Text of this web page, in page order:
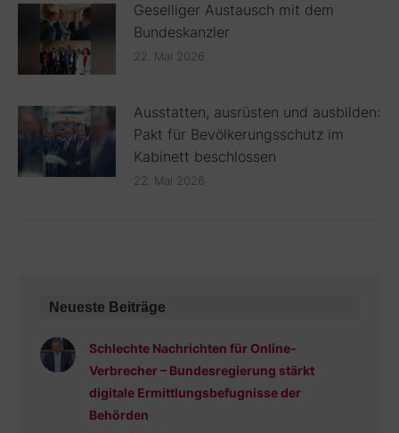
Geselliger Austausch mit dem
Bundeskanzler
22. Mai 2026
Ausstatten, ausrüsten und ausbilden:
Pakt für Bevölkerungsschutz im
Kabinett beschlossen
22. Mai 2026
Neueste Beiträge
Schlechte Nachrichten für Online-
Verbrecher – Bundesregierung stärkt
digitale Ermittlungsbefugnisse der
Behörden